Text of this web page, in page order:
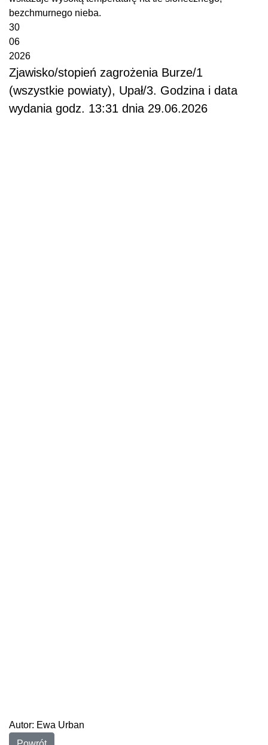
30
06
2026
Zjawisko/stopień zagrożenia Burze/1
(wszystkie powiaty), Upał/3. Godzina i data
wydania godz. 13:31 dnia 29.06.2026
Autor: Ewa Urban